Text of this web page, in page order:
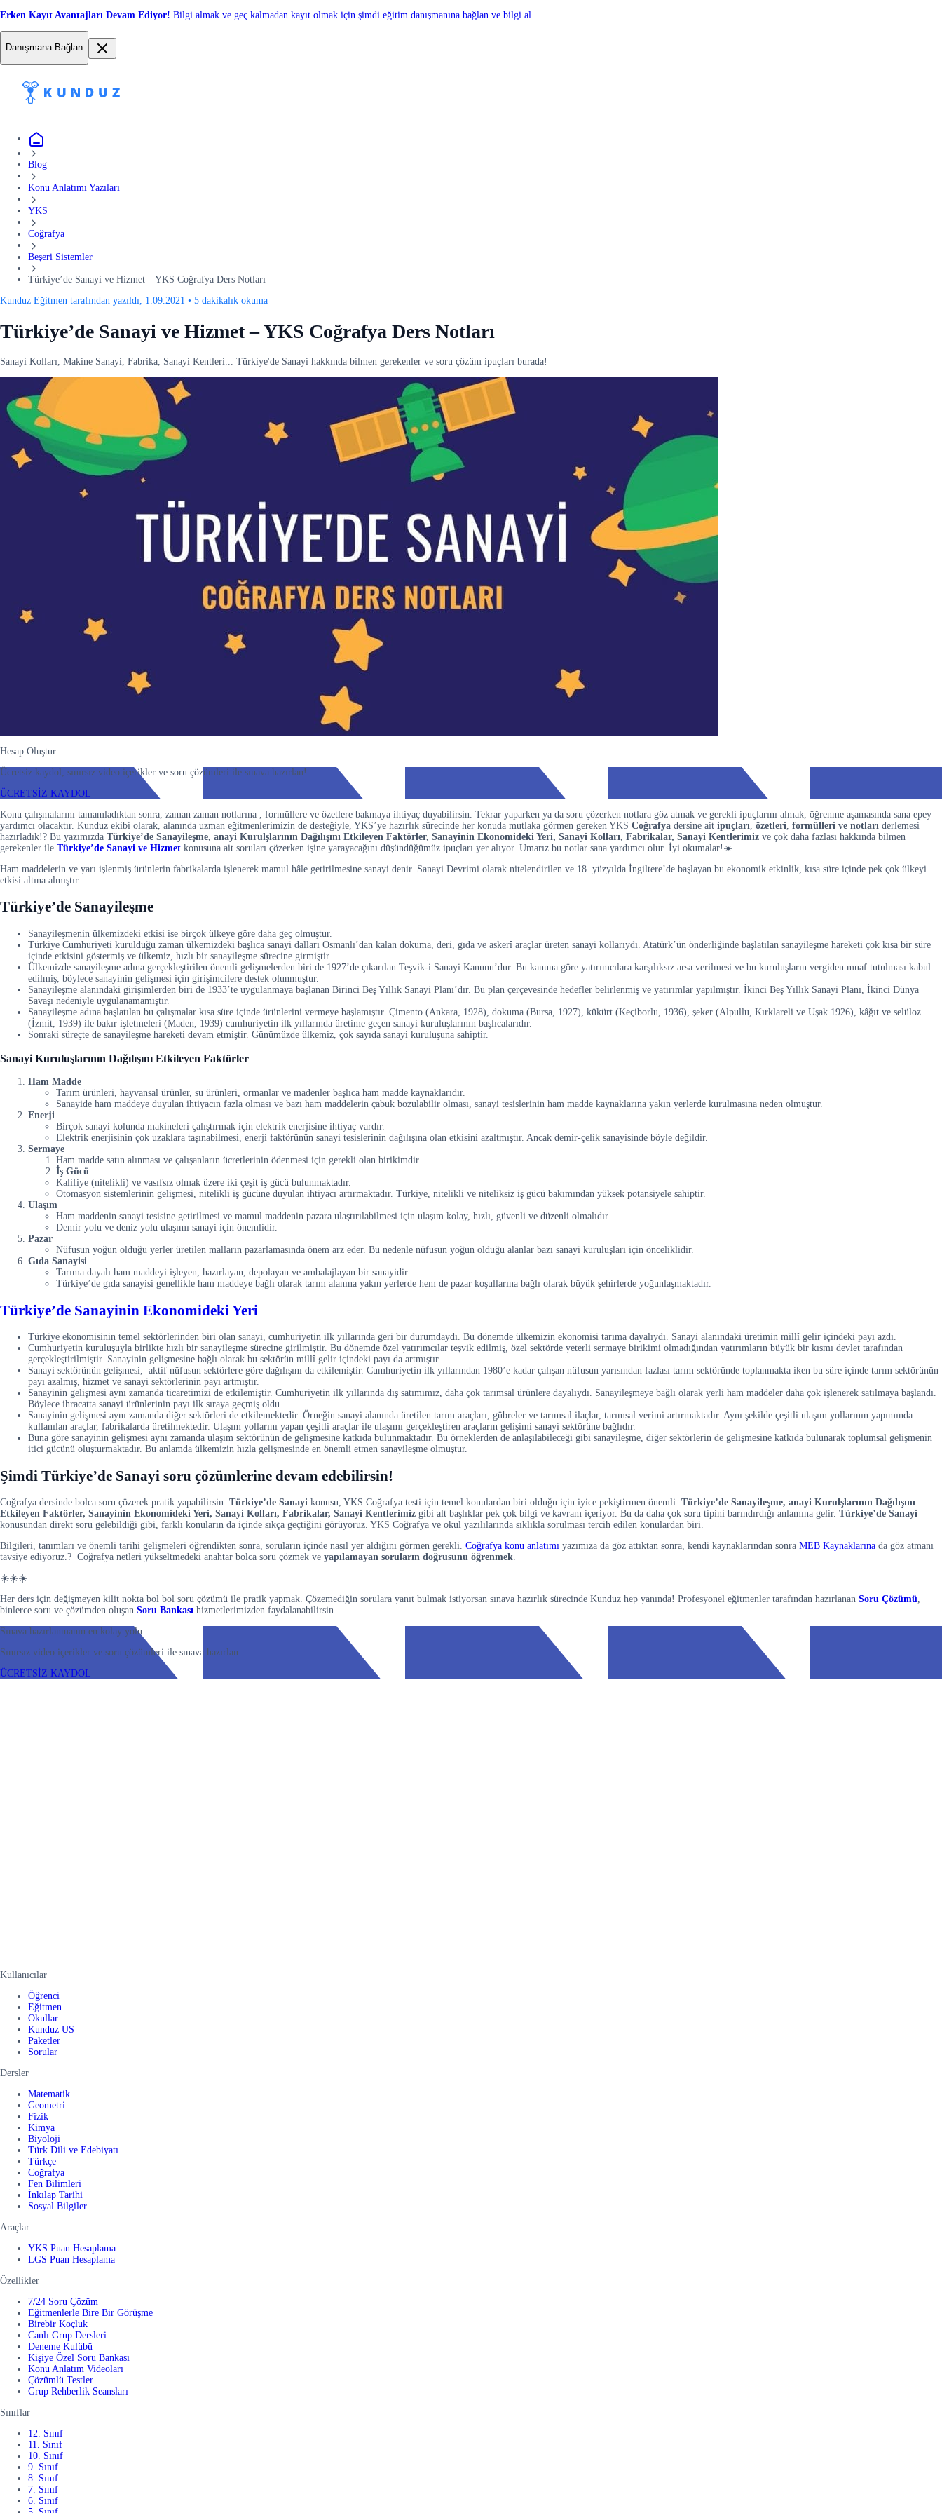
Erken Kayıt Avantajları Devam Ediyor! Bilgi almak ve geç kalmadan kayıt olmak için şimdi eğitim danışmanına bağlan ve bilgi al.
Danışmana Bağlan
Blog
Konu Anlatımı Yazıları
YKS
Coğrafya
Beşeri Sistemler
Türkiye’de Sanayi ve Hizmet – YKS Coğrafya Ders Notları
Kunduz Eğitmen tarafından yazıldı, 1.09.2021 • 5 dakikalık okuma
Türkiye’de Sanayi ve Hizmet – YKS Coğrafya Ders Notları
Sanayi Kolları, Makine Sanayi, Fabrika, Sanayi Kentleri... Türkiye'de Sanayi hakkında bilmen gerekenler ve soru çözüm ipuçları burada!
Hesap Oluştur
Ücretsiz kaydol, sınırsız video içerikler ve soru çözümleri ile sınava hazırlan!
ÜCRETSİZ KAYDOL
Konu çalışmalarını tamamladıktan sonra, zaman zaman notlarına , formüllere ve özetlere bakmaya ihtiyaç duyabilirsin. Tekrar yaparken ya da soru çözerken notlara göz atmak ve gerekli ipuçlarını almak, öğrenme aşamasında sana epey
yardımcı olacaktır. Kunduz ekibi olarak, alanında uzman eğitmenlerimizin de desteğiyle, YKS’ye hazırlık sürecinde her konuda mutlaka görmen gereken YKS Coğrafya dersine ait ipuçları özetleri formülleri ve notları derlemesi
hazırladık!? Bu yazımızda Türkiye’de Sanayileşme, anayi Kurulşlarının Dağılışını Etkileyen Faktörler, Sanayinin Ekonomideki Yeri, Sanayi Kolları, Fabrikalar, Sanayi Kentlerimiz ve çok daha fazlası hakkında bilmen
gerekenler ile Türkiye’de Sanayi ve Hizmet konusuna ait soruları çözerken işine yarayacağını düşündüğümüz ipuçları yer alıyor. Umarız bu notlar sana yardımcı olur. İyi okumalar!☀️
Ham maddelerin ve yarı işlenmiş ürünlerin fabrikalarda işlenerek mamul hâle getirilmesine sanayi denir. Sanayi Devrimi olarak nitelendirilen ve 18. yüzyılda İngiltere’de başlayan bu ekonomik etkinlik, kısa süre içinde pek çok ülkeyi
etkisi altına almıştır.
Türkiye’de Sanayileşme
Sanayileşmenin ülkemizdeki etkisi ise birçok ülkeye göre daha geç olmuştur.
Türkiye Cumhuriyeti kurulduğu zaman ülkemizdeki başlıca sanayi dalları Osmanlı’dan kalan dokuma, deri, gıda ve askerî araçlar üreten sanayi kollarıydı. Atatürk’ün önderliğinde başlatılan sanayileşme hareketi çok kısa bir süre
içinde etkisini göstermiş ve ülkemiz, hızlı bir sanayileşme sürecine girmiştir.
Ülkemizde sanayileşme adına gerçekleştirilen önemli gelişmelerden biri de 1927’de çıkarılan Teşvik-i Sanayi Kanunu’dur. Bu kanuna göre yatırımcılara karşılıksız arsa verilmesi ve bu kuruluşların vergiden muaf tutulması kabul
edilmiş, böylece sanayinin gelişmesi için girişimcilere destek olunmuştur.
Sanayileşme alanındaki girişimlerden biri de 1933’te uygulanmaya başlanan Birinci Beş Yıllık Sanayi Planı’dır. Bu plan çerçevesinde hedefler belirlenmiş ve yatırımlar yapılmıştır. İkinci Beş Yıllık Sanayi Planı, İkinci Dünya
Savaşı nedeniyle uygulanamamıştır.
Sanayileşme adına başlatılan bu çalışmalar kısa süre içinde ürünlerini vermeye başlamıştır. Çimento (Ankara, 1928), dokuma (Bursa, 1927), kükürt (Keçiborlu, 1936), şeker (Alpullu, Kırklareli ve Uşak 1926), kâğıt ve selüloz
(İzmit, 1939) ile bakır işletmeleri (Maden, 1939) cumhuriyetin ilk yıllarında üretime geçen sanayi kuruluşlarının başlıcalarıdır.
Sonraki süreçte de sanayileşme hareketi devam etmiştir. Günümüzde ülkemiz, çok sayıda sanayi kuruluşuna sahiptir.
Sanayi Kuruluşlarının Dağılışını Etkileyen Faktörler
Ham Madde
Tarım ürünleri, hayvansal ürünler, su ürünleri, ormanlar ve madenler başlıca ham madde kaynaklarıdır.
Sanayide ham maddeye duyulan ihtiyacın fazla olması ve bazı ham maddelerin çabuk bozulabilir olması, sanayi tesislerinin ham madde kaynaklarına yakın yerlerde kurulmasına neden olmuştur.
Enerji
Birçok sanayi kolunda makineleri çalıştırmak için elektrik enerjisine ihtiyaç vardır.
Elektrik enerjisinin çok uzaklara taşınabilmesi, enerji faktörünün sanayi tesislerinin dağılışına olan etkisini azaltmıştır. Ancak demir-çelik sanayisinde böyle değildir.
Sermaye
Ham madde satın alınması ve çalışanların ücretlerinin ödenmesi için gerekli olan birikimdir.
İş Gücü
Kalifiye (nitelikli) ve vasıfsız olmak üzere iki çeşit iş gücü bulunmaktadır.
Otomasyon sistemlerinin gelişmesi, nitelikli iş gücüne duyulan ihtiyacı artırmaktadır. Türkiye, nitelikli ve niteliksiz iş gücü bakımından yüksek potansiyele sahiptir.
Ulaşım
Ham maddenin sanayi tesisine getirilmesi ve mamul maddenin pazara ulaştırılabilmesi için ulaşım kolay, hızlı, güvenli ve düzenli olmalıdır.
Demir yolu ve deniz yolu ulaşımı sanayi için önemlidir.
Pazar
Nüfusun yoğun olduğu yerler üretilen malların pazarlamasında önem arz eder. Bu nedenle nüfusun yoğun olduğu alanlar bazı sanayi kuruluşları için önceliklidir.
Gıda Sanayisi
Tarıma dayalı ham maddeyi işleyen, hazırlayan, depolayan ve ambalajlayan bir sanayidir.
Türkiye’de gıda sanayisi genellikle ham maddeye bağlı olarak tarım alanına yakın yerlerde hem de pazar koşullarına bağlı olarak büyük şehirlerde yoğunlaşmaktadır.
Türkiye’de Sanayinin Ekonomideki Yeri
Türkiye ekonomisinin temel sektörlerinden biri olan sanayi, cumhuriyetin ilk yıllarında geri bir durumdaydı. Bu dönemde ülkemizin ekonomisi tarıma dayalıydı. Sanayi alanındaki üretimin millî gelir içindeki payı azdı.
Cumhuriyetin kuruluşuyla birlikte hızlı bir sanayileşme sürecine girilmiştir. Bu dönemde özel yatırımcılar teşvik edilmiş, özel sektörde yeterli sermaye birikimi olmadığından yatırımların büyük bir kısmı devlet tarafından
gerçekleştirilmiştir. Sanayinin gelişmesine bağlı olarak bu sektörün millî gelir içindeki payı da artmıştır.
Sanayi sektörünün gelişmesi, aktif nüfusun sektörlere göre dağılışını da etkilemiştir. Cumhuriyetin ilk yıllarından 1980’e kadar çalışan nüfusun yarısından fazlası tarım sektöründe toplanmakta iken bu süre içinde tarım sektörünün
payı azalmış, hizmet ve sanayi sektörlerinin payı artmıştır.
Sanayinin gelişmesi aynı zamanda ticaretimizi de etkilemiştir. Cumhuriyetin ilk yıllarında dış satımımız, daha çok tarımsal ürünlere dayalıydı. Sanayileşmeye bağlı olarak yerli ham maddeler daha çok işlenerek satılmaya başlandı.
Böylece ihracatta sanayi ürünlerinin payı ilk sıraya geçmiş oldu
Sanayinin gelişmesi aynı zamanda diğer sektörleri de etkilemektedir. Örneğin sanayi alanında üretilen tarım araçları, gübreler ve tarımsal ilaçlar, tarımsal verimi artırmaktadır. Aynı şekilde çeşitli ulaşım yollarının yapımında
kullanılan araçlar, fabrikalarda üretilmektedir. Ulaşım yollarını yapan çeşitli araçlar ile ulaşımı gerçekleştiren araçların gelişimi sanayi sektörüne bağlıdır.
Buna göre sanayinin gelişmesi aynı zamanda ulaşım sektörünün de gelişmesine katkıda bulunmaktadır. Bu örneklerden de anlaşılabileceği gibi sanayileşme, diğer sektörlerin de gelişmesine katkıda bulunarak toplumsal gelişmenin
itici gücünü oluşturmaktadır. Bu anlamda ülkemizin hızla gelişmesinde en önemli etmen sanayileşme olmuştur.
Şimdi Türkiye’de Sanayi soru çözümlerine devam edebilirsin!
Coğrafya dersinde bolca soru çözerek pratik yapabilirsin. Türkiye’de Sanayi konusu, YKS Coğrafya testi için temel konulardan biri olduğu için iyice pekiştirmen önemli. Türkiye’de Sanayileşme, anayi Kurulşlarının Dağılışını
Etkileyen Faktörler, Sanayinin Ekonomideki Yeri, Sanayi Kolları, Fabrikalar, Sanayi Kentlerimiz gibi alt başlıklar pek çok bilgi ve kavram içeriyor. Bu da daha çok soru tipini barındırdığı anlamına gelir. Türkiye’de Sanayi
konusundan direkt soru gelebildiği gibi, farklı konuların da içinde sıkça geçtiğini görüyoruz. YKS Coğrafya ve okul yazılılarında sıklıkla sorulması tercih edilen konulardan biri.
Bilgileri, tanımları ve önemli tarihi gelişmeleri öğrendikten sonra, soruların içinde nasıl yer aldığını görmen gerekli. Coğrafya konu anlatımı yazımıza da göz attıktan sonra, kendi kaynaklarından sonra MEB Kaynaklarına da göz atmanı
tavsiye ediyoruz.? Coğrafya netleri yükseltmedeki anahtar bolca soru çözmek ve yapılamayan soruların doğrusunu öğrenmek.
☀️☀️☀️
Her ders için değişmeyen kilit nokta bol bol soru çözümü ile pratik yapmak. Çözemediğin sorulara yanıt bulmak istiyorsan sınava hazırlık sürecinde Kunduz hep yanında! Profesyonel eğitmenler tarafından hazırlanan Soru Çözümü,
binlerce soru ve çözümden oluşan Soru Bankası hizmetlerimizden faydalanabilirsin.
Sınava hazırlanmanın en kolay yolu
Sınırsız video içerikler ve soru çözümleri ile sınava hazırlan
ÜCRETSİZ KAYDOL
Kullanıcılar
Öğrenci
Eğitmen
Okullar
Kunduz US
Paketler
Sorular
Dersler
Matematik
Geometri
Fizik
Kimya
Biyoloji
Türk Dili ve Edebiyatı
Türkçe
Coğrafya
Fen Bilimleri
İnkılap Tarihi
Sosyal Bilgiler
Araçlar
YKS Puan Hesaplama
LGS Puan Hesaplama
Özellikler
7/24 Soru Çözüm
Eğitmenlerle Bire Bir Görüşme
Birebir Koçluk
Canlı Grup Dersleri
Deneme Kulübü
Kişiye Özel Soru Bankası
Konu Anlatım Videoları
Çözümlü Testler
Grup Rehberlik Seansları
Sınıflar
12. Sınıf
11. Sınıf
10. Sınıf
9. Sınıf
8. Sınıf
7. Sınıf
6. Sınıf